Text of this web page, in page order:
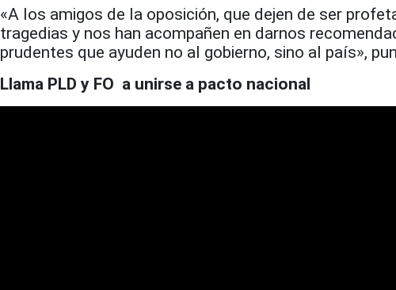
«A los amigos de la oposición, que dejen de ser
tragedias y nos han acompañen en darnos
prudentes que ayuden no al gobierno, sino al país»,
Llama PLD y FO a unirse a pacto nacional